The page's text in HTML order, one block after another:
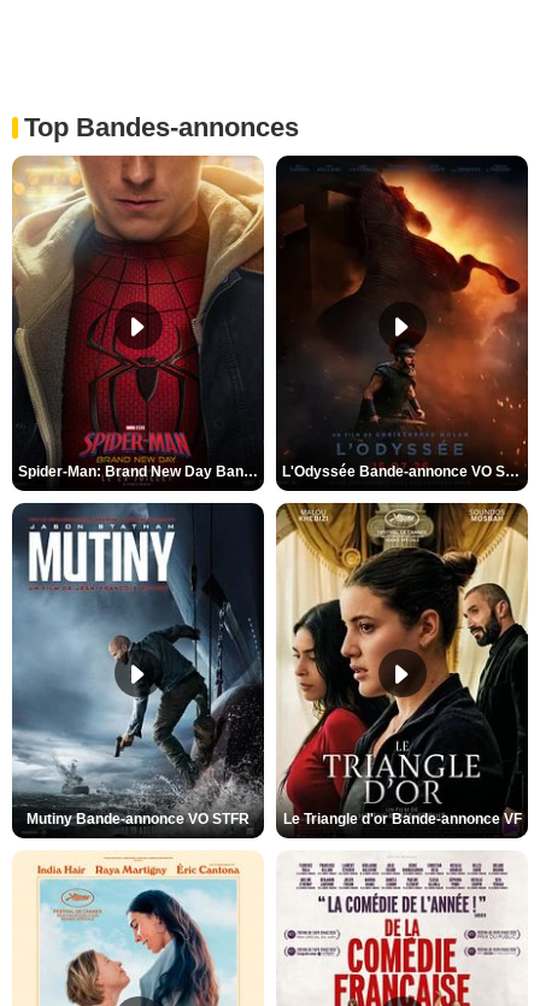
Top Bandes-annonces
Spider-Man: Brand New Day Bande-annonce VO STFR L'Odyssée Bande-annonce VO STFR
Mutiny Bande-annonce VO STFR Le Triangle d'or Bande-annonce VF